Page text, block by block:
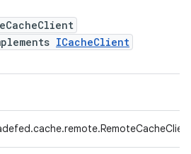
ICacheClient